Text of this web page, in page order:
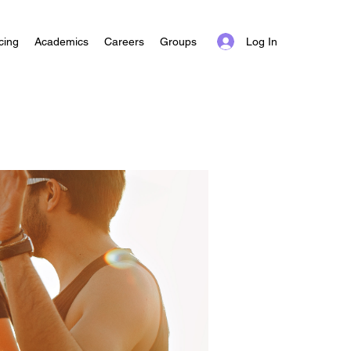
Academics Careers Groups Log In